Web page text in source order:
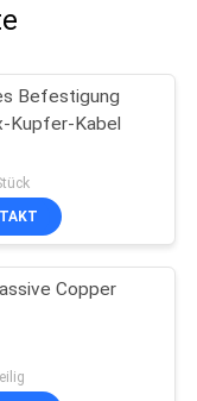
Befestigung
Kupfer-Kabel
Copper